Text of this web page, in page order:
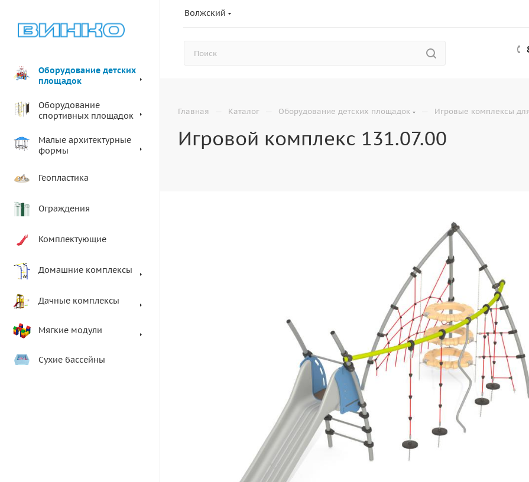
Волжский
Оборудование детских
площадок
Оборудование
спортивных площадок
Малые архитектурные
формы
Геопластика
Ограждения
Комплектующие
Домашние комплексы
Дачные комплексы
Мягкие модули
Сухие бассейны
Главная — Каталог — Оборудование детских площадок — Игровые комплексы
Игровой комплекс 131.07.00